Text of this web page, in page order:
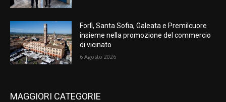
Forlì, Santa Sofia, Galeata e Premilcuore
insieme nella promozione del commercio
di vicinato
6 Agosto 2026
MAGGIORI CATEGORIE